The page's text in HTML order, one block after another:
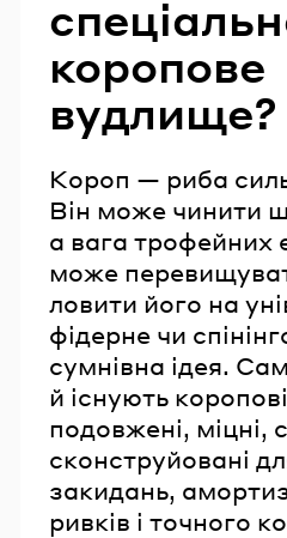
коропове
вудлище?
Короп — риба
Він може чинити
а вага трофейних
може
ловити його на
фідерне чи
сумнівна ідея.
й існують
подовжені, міцні,
сконструйовані
закидань,
ривків і точного